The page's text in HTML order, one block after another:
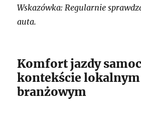
Wskazówka: Regularnie
auta.
Komfort jazdy
kontekście
branżowym